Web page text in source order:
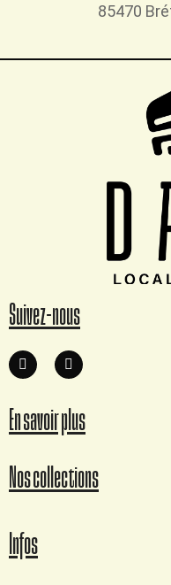
85470
Suivez-nous
En savoir plus
Nos collections
Infos